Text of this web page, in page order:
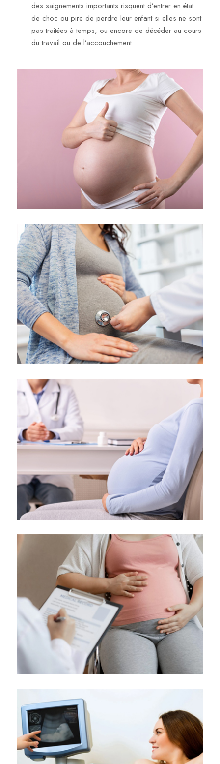
des saignements importants risquent d’entrer en état
de choc ou pire de perdre leur enfant si elles ne sont
pas traitées à temps, ou encore de décéder au cours
du travail ou de l’accouchement.